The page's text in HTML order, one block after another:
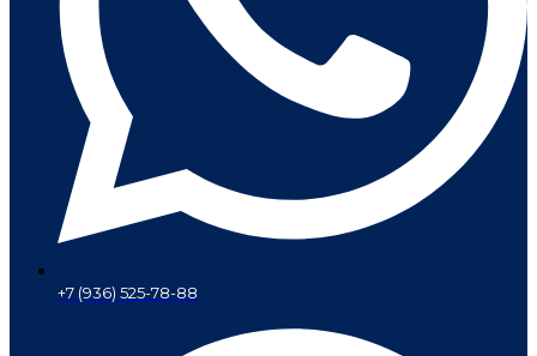
+7 (936) 525-78-88